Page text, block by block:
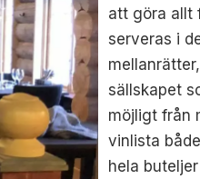
att göra allt
serveras i
sällskapet
möjligt från
vinlista
hela